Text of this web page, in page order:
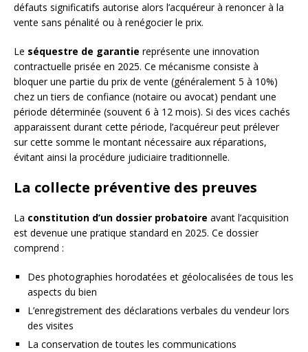
défauts significatifs autorise alors l’acquéreur à renoncer à la
vente sans pénalité ou à renégocier le prix.
Le séquestre de garantie représente une innovation
contractuelle prisée en 2025. Ce mécanisme consiste à
bloquer une partie du prix de vente (généralement 5 à 10%)
chez un tiers de confiance (notaire ou avocat) pendant une
période déterminée (souvent 6 à 12 mois). Si des vices cachés
apparaissent durant cette période, l’acquéreur peut prélever
sur cette somme le montant nécessaire aux réparations,
évitant ainsi la procédure judiciaire traditionnelle.
La collecte préventive des preuves
La constitution d’un dossier probatoire avant l’acquisition
est devenue une pratique standard en 2025. Ce dossier
comprend :
Des photographies horodatées et géolocalisées de tous les
aspects du bien
L’enregistrement des déclarations verbales du vendeur lors
des visites
La conservation de toutes les communications